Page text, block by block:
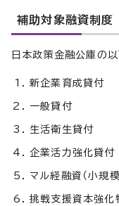
補助対象融資制度
日本政策金融公庫の
新企業育成貸付
一般貸付
生活衛生貸付
企業活力強化貸付
マル経融資（小規
挑戦支援資本強化